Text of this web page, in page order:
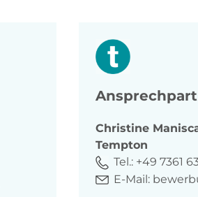
Christine
Tempton
Tel.: +49 7361
E-Mail: